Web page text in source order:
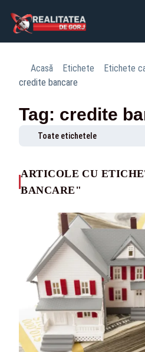
Acasă Etichete
Etichete
credite bancare
Tag: credite
Toate etichetele
ARTICOLE CU
BANCARE"